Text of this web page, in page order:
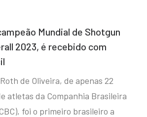
Mundial de Shotgun
2023, é recebido com
de Oliveira, de apenas 22
atletas da Companhia Brasileira
foi o primeiro brasileiro a